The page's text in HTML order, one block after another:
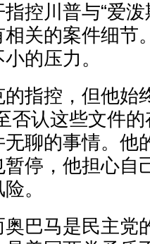
控川普与“爱
关的案件细节
的压力。
指控，但他始
否认这些文件
聊的事情。他
停，他担心自
。
巴马是民主党